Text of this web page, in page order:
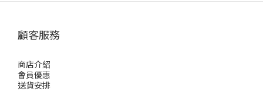
顧客服務
商店介紹
會員優惠
送貨安排